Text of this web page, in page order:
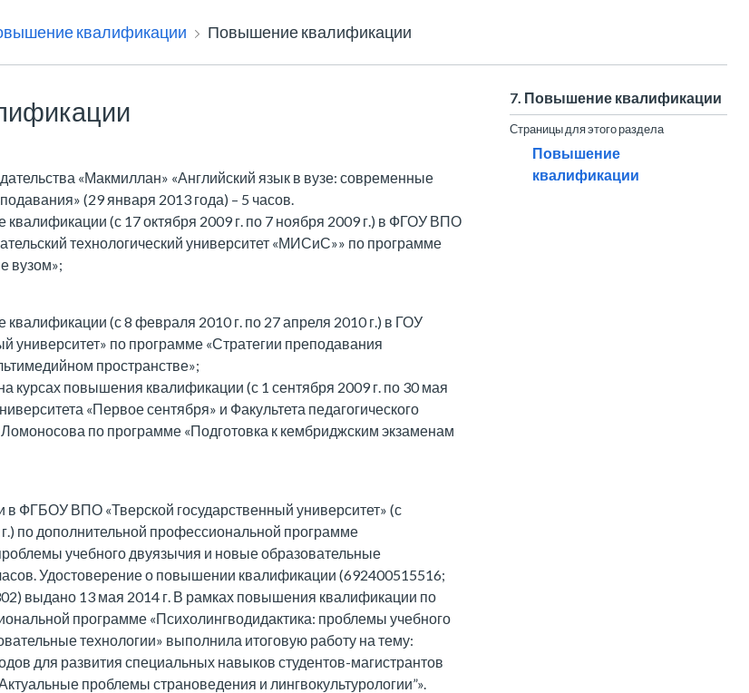
квалификации Повышение квалификации
«Макмиллан» «Английский язык в вузе: современные
(29 января 2013 года) – 5 часов.
(с 17 октября 2009 г. по 7 ноября 2009 г.) в ФГОУ ВПО
технологический университет «МИСиС»» по программе
вузом»;
(с 8 февраля 2010 г. по 27 апреля 2010 г.) в ГОУ
университет» по программе «Стратегии преподавания
пространстве»;
курсах повышения квалификации (с 1 сентября 2009 г. по 30 мая
«Первое сентября» и Факультета педагогического
по программе «Подготовка к кембриджским экзаменам
ФГБОУ ВПО «Тверской государственный университет» (с
г.) по дополнительной профессиональной программе
учебного двуязычия и новые образовательные
Удостоверение о повышении квалификации (692400515516;
выдано 13 мая 2014 г. В рамках повышения квалификации по
программе «Психолингводидактика: проблемы учебного
технологии» выполнила итоговую работу на тему:
для развития специальных навыков студентов-магистрантов
проблемы страноведения и лингвокультурологии”».
7. Повышение квалификации
Страницы для этого раздела
Повышение
квалификации